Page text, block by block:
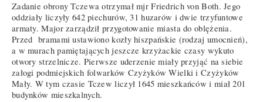
Zadanie obrony Tczewa otrzymał mjr Friedrich von Both. Jego
oddziały liczyły 642 piechurów, 31 huzarów i dwie trzyfuntowe
armaty. Major zarządził przygotowanie miasta do oblężenia.
Przed bramami ustawiono kozły hiszpańskie (rodzaj umocnień),
a w murach pamiętających jeszcze krzyżackie czasy wykuto
otwory strzelnicze. Pierwsze uderzenie miały przyjąć na siebie
załogi podmiejskich folwarków Czyżyków Wielki i Czyżyków
Mały. W tym czasie Tczew liczył 1645 mieszkańców i miał 201
budynków mieszkalnych.